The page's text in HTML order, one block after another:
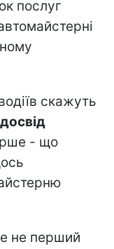
послуг
скажуть
- що
не перший